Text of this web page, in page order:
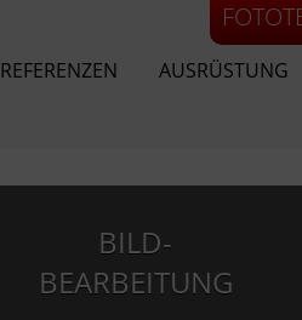
REFERENZEN AUSRÜSTUNG
BILD-
BEARBEITUNG